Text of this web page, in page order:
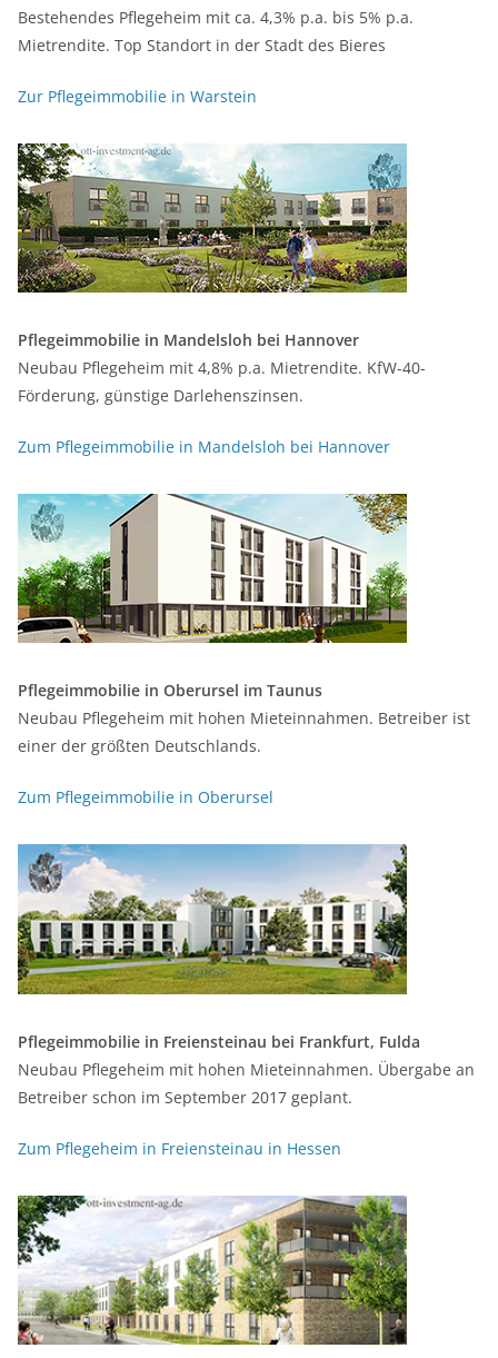
Bestehendes Pflegeheim mit ca. 4,3% p.a. bis 5% p.a.
Mietrendite. Top Standort in der Stadt des Bieres
Zur Pflegeimmobilie in Warstein
Pflegeimmobilie in Mandelsloh bei Hannover
Neubau Pflegeheim mit 4,8% p.a. Mietrendite. KfW-40-
Förderung, günstige Darlehenszinsen.
Zum Pflegeimmobilie in Mandelsloh bei Hannover
Pflegeimmobilie in Oberursel im Taunus
Neubau Pflegeheim mit hohen Mieteinnahmen. Betreiber ist
einer der größten Deutschlands.
Zum Pflegeimmobilie in Oberursel
Pflegeimmobilie in Freiensteinau bei Frankfurt, Fulda
Neubau Pflegeheim mit hohen Mieteinnahmen. Übergabe an
Betreiber schon im September 2017 geplant.
Zum Pflegeheim in Freiensteinau in Hessen